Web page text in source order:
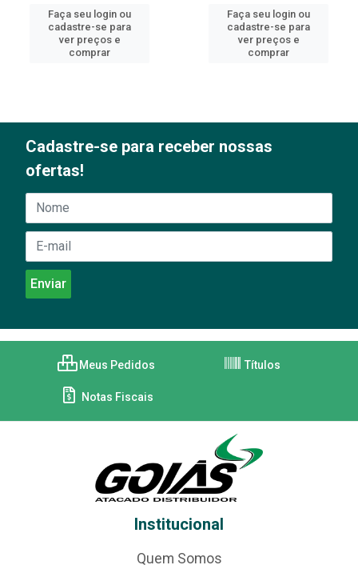
Faça seu login ou
cadastre-se para
ver preços e
comprar
Faça seu login ou
cadastre-se para
ver preços e
comprar
Cadastre-se para receber nossas
ofertas!
Meus Pedidos Títulos
Notas Fiscais
Institucional
Quem Somos